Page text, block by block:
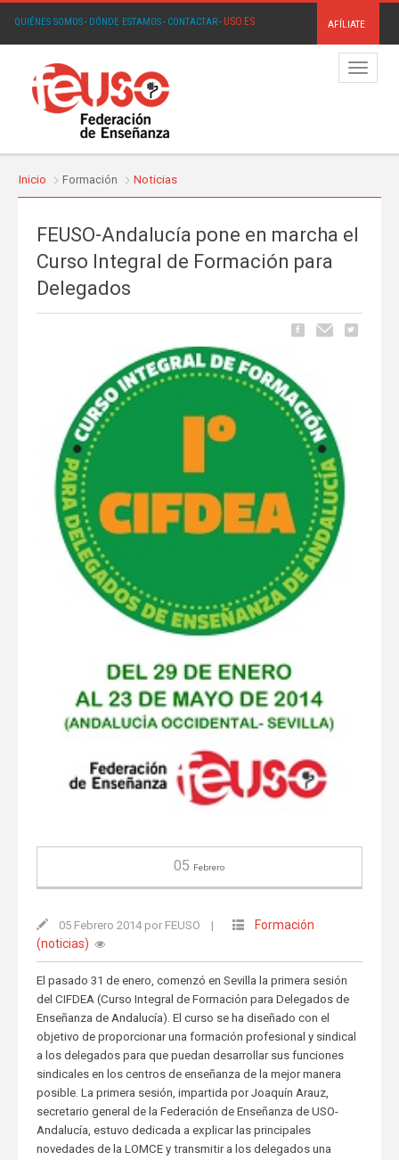
QUIÉNES SOMOS· DÓNDE ESTAMOS· CONTACTAR· USO.ES AFÍLIATE
Menú
Inicio Formación Noticias
FEUSO-Andalucía pone en marcha el
Curso Integral de Formación para
Delegados
05 Febrero
05 Febrero 2014 por FEUSO |
Formación
(noticias)
El pasado 31 de enero, comenzó en Sevilla la primera sesión
del CIFDEA (Curso Integral de Formación para Delegados de
Enseñanza de Andalucía). El curso se ha diseñado con el
objetivo de proporcionar una formación profesional y sindical
a los delegados para que puedan desarrollar sus funciones
sindicales en los centros de enseñanza de la mejor manera
posible. La primera sesión, impartida por Joaquín Arauz,
secretario general de la Federación de Enseñanza de USO-
Andalucía, estuvo dedicada a explicar las principales
novedades de la LOMCE y transmitir a los delegados una